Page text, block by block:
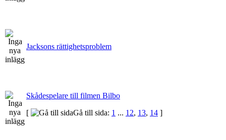
Jacksons rättighetsproblem
Skådespelare till filmen Bilbo
[
Gå till sida: 1 ... 12, 13, 14 ]